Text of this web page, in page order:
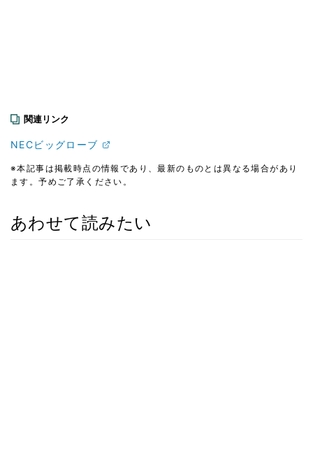
関連リンク
NECビッグローブ
※本記事は掲載時点の情報であり、最新のものとは異なる場合があり
ます。予めご了承ください。
あわせて読みたい